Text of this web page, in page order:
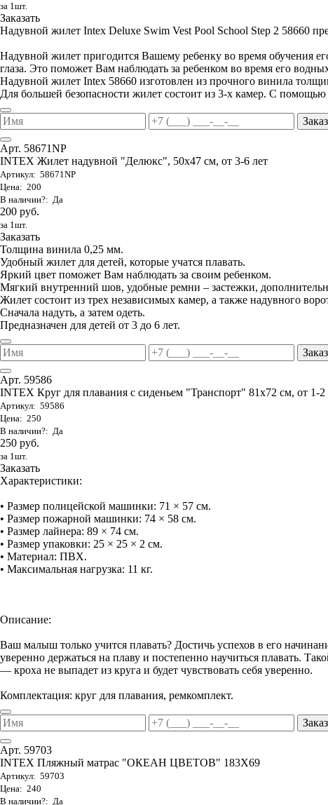
за 1шт.
Заказать
Надувной жилет Intex Deluxe Swim Vest Pool School Step 2 58660
Надувной жилет пригодится Вашему ребенку во время обучения
глаза. Это поможет Вам наблюдать за ребенком во время его
Надувной жилет Intex 58660 изготовлен из прочного винила
Для большей безопасности жилет состоит из 3-х камер. С
Арт. 58671NP
INTEX Жилет надувной "Делюкс", 50х47 см, от 3-6 лет
Артикул: 58671NP
Цена: 200
В наличии?: Да
200 руб.
за 1шт.
Заказать
Толщина винила 0,25 мм.
Удобный жилет для детей, которые учатся плавать.
Яркий цвет поможет Вам наблюдать за своим ребенком.
Мягкий внутренний шов, удобные ремни – застежки,
Жилет состоит из трех независимых камер, а также надувного
Сначала надуть, а затем одеть.
Предназначен для детей от 3 до 6 лет.
Арт. 59586
INTEX Круг для плавания с сиденьем "Транспорт" 81х72 см, от
Артикул: 59586
Цена: 250
В наличии?: Да
250 руб.
за 1шт.
Заказать
Характеристики:
• Размер полицейской машинки: 71 × 57 см.
• Размер пожарной машинки: 74 × 58 см.
• Размер лайнера: 89 × 74 см.
• Размер упаковки: 25 × 25 × 2 см.
• Материал: ПВХ.
• Максимальная нагрузка: 11 кг.
Описание:
Ваш малыш только учится плавать? Достичь успехов в его
уверенно держаться на плаву и постепенно научиться плавать.
— кроха не выпадет из круга и будет чувствовать себя уверенно.
Комплектация: круг для плавания, ремкомплект.
Арт. 59703
INTEX Пляжный матрас "ОКЕАН ЦВЕТОВ" 183Х69
Артикул: 59703
Цена: 240
В наличии?: Да